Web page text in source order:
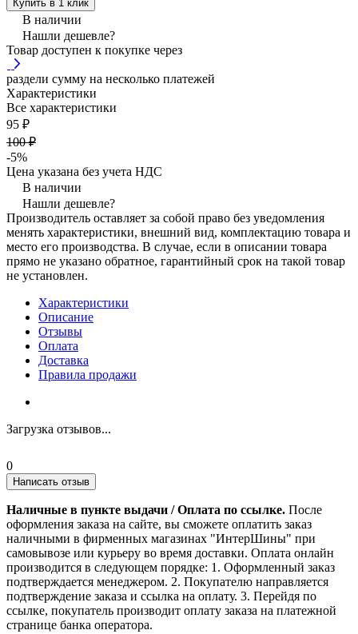
Купить в 1 клик
В наличии
Нашли дешевле?
Товар доступен к покупке через
раздели сумму на несколько платежей
Характеристики
Все характеристики
95 ₽
100 ₽
-5%
Цена указана без учета НДС
В наличии
Нашли дешевле?
Производитель оставляет за собой право без уведомления
менять характеристики, внешний вид, комплектацию товара и
место его производства. В случае, если в описании товара
прямо не указано обратное, гарантийный срок на такой товар
не установлен.
Характеристики
Описание
Отзывы
Оплата
Доставка
Правила продажи
Загрузка отзывов...
0
Написать отзыв
Наличные в пункте выдачи / Оплата по ссылке. После
оформления заказа на сайте, вы сможете оплатить заказ
наличными в фирменных магазинах "ИнтерШины" при
самовывозе или курьеру во время доставки. Оплата онлайн
производится в следующем порядке: 1. Оформленный заказ
подтверждается менеджером. 2. Покупателю направляется
подтверждение заказа и ссылка на оплату. 3. Перейдя по
ссылке, покупатель производит оплату заказа на платежной
странице банка оператора.